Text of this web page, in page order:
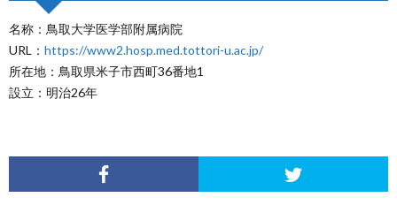
名称：鳥取大学医学部附属病院
URL： https://www2.hosp.med.tottori-u.ac.jp/
所在地：鳥取県米子市西町36番地1
設立：明治26年